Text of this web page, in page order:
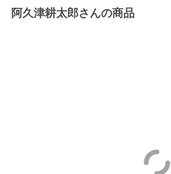
阿久津耕太郎さんの商品